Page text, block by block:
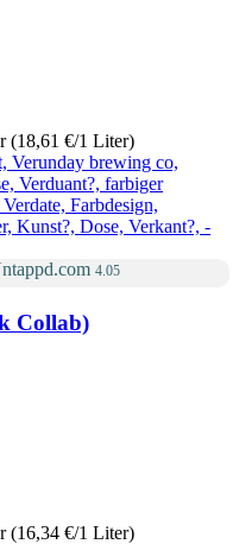
(18,61 €/1 Liter)
4.05
Collab)
(16,34 €/1 Liter)